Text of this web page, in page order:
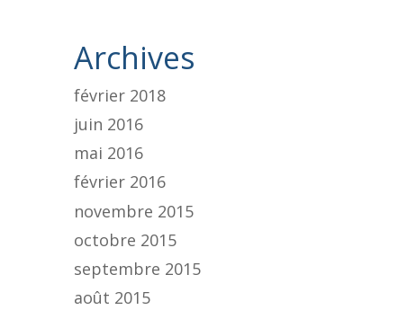
Archives
février 2018
juin 2016
mai 2016
février 2016
novembre 2015
octobre 2015
septembre 2015
août 2015